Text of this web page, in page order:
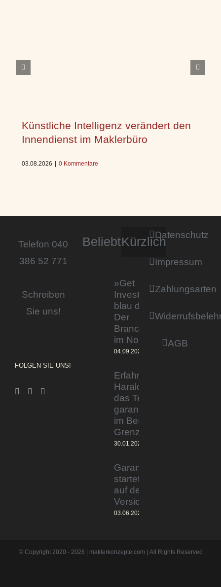
Künstliche Intelligenz verändert den
Innendienst im Maklerbüro
03.08.2026 | 0 Kommentare
Telefon 040
386 52 771
Schreiben
Sie uns!
FOLGEN SIE UNS!
BeliebtKürzlich
»Get
Invested by
blau direkt«:
Der
Branchentag
im Norden
04.09.2023
Erfahrener Experte
Harald Wesely stärkt
das Team von
garantiertmehrnetto.de
im Bereich
Grenzgänger
30.01.2024
Garantiertmehrnetto.de®
startet Vermittlerplattform
auf deutschem
Versicherungsmarkt
03.06.2023
Datenschutz
Impressum
Zahlungsarten
AGB
© Copyright 2020 - 2026 | maklerkonzepte.com | All Rights Reserved